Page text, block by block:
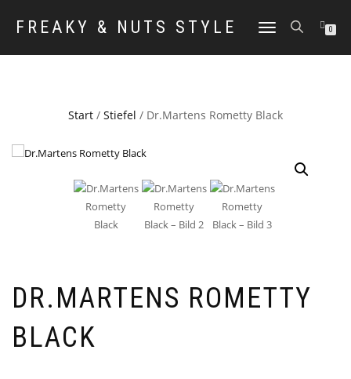
FREAKY & NUTS STYLE
NAVIGATION
0
Start / Stiefel / Dr.Martens Rometty Black
DR.MARTENS ROMETTY
BLACK